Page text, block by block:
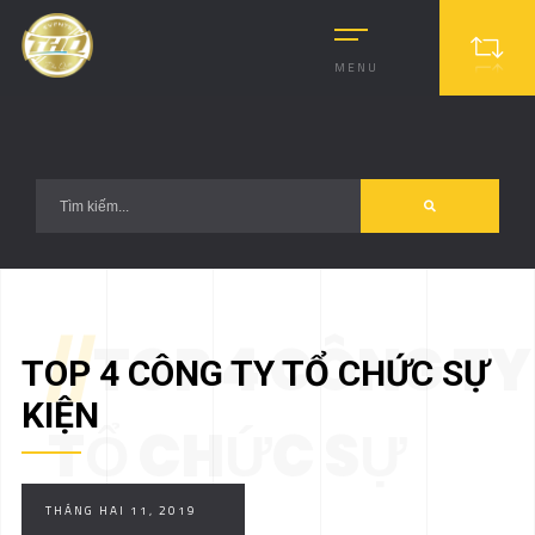
MENU
//TOP 4 CÔNG TY
TỔ CHỨC SỰ
TOP 4 CÔNG TY TỔ CHỨC SỰ
KIỆN
THÁNG HAI 11, 2019